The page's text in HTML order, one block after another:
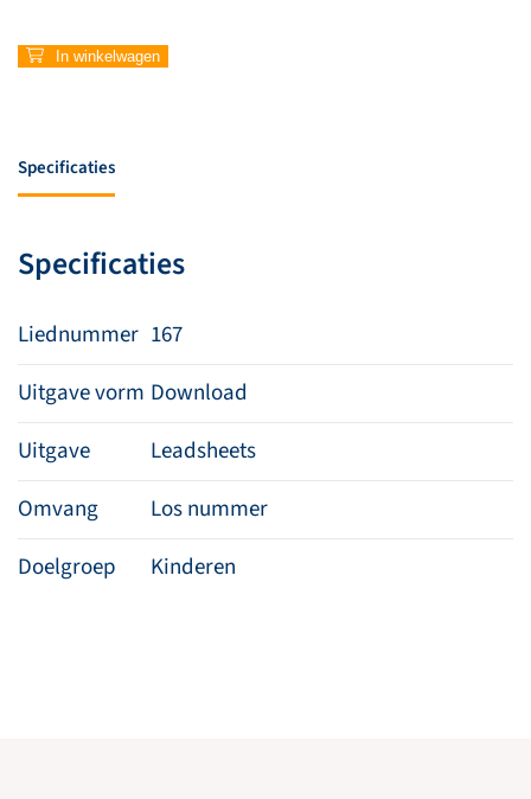
167
–
aantal
In winkelwagen
Specificaties
Specificaties
Liednummer 167
Uitgave vorm Download
Uitgave
Leadsheets
Omvang
Los nummer
Doelgroep
Kinderen